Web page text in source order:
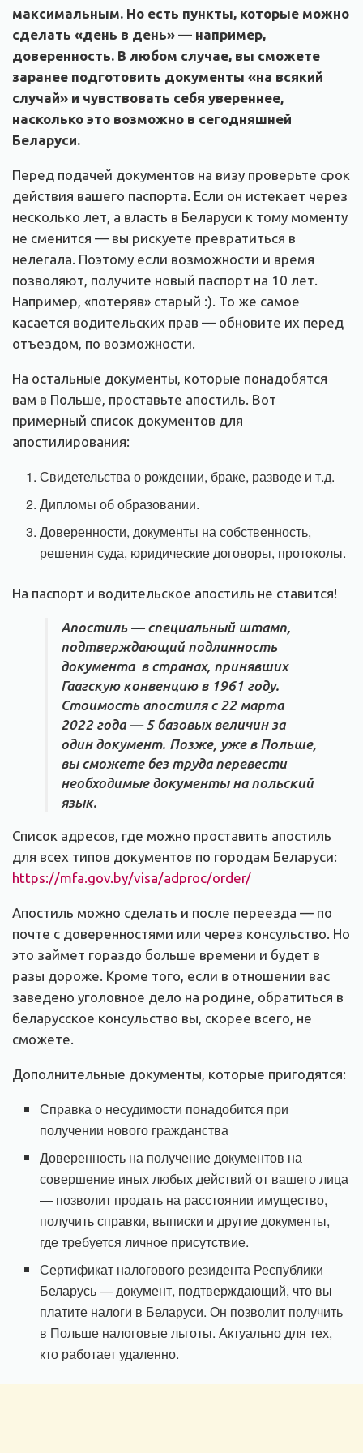
максимальным. Но есть пункты, которые можно
сделать «день в день» — например,
доверенность. В любом случае, вы сможете
заранее подготовить документы «на всякий
случай» и чувствовать себя увереннее,
насколько это возможно в сегодняшней
Беларуси.
Перед подачей документов на визу проверьте срок
действия вашего паспорта. Если он истекает через
несколько лет, а власть в Беларуси к тому моменту
не сменится — вы рискуете превратиться в
нелегала. Поэтому если возможности и время
позволяют, получите новый паспорт на 10 лет.
Например, «потеряв» старый :). То же самое
касается водительских прав — обновите их перед
отъездом, по возможности.
На остальные документы, которые понадобятся
вам в Польше, проставьте апостиль. Вот
примерный список документов для
апостилирования:
Свидетельства о рождении, браке, разводе и т.д.
Дипломы об образовании.
Доверенности, документы на собственность,
решения суда, юридические договоры, протоколы.
На паспорт и водительское апостиль не ставится!
Апостиль — специальный штамп,
подтверждающий подлинность
документа в странах, принявших
Гаагскую конвенцию в 1961 году.
Стоимость апостиля с 22 марта
2022 года — 5 базовых величин за
один документ. Позже, уже в Польше,
вы сможете без труда перевести
необходимые документы на польский
язык.
Список адресов, где можно проставить апостиль
для всех типов документов по городам Беларуси:
https://mfa.gov.by/visa/adproc/order/
Апостиль можно сделать и после переезда — по
почте с доверенностями или через консульство. Но
это займет гораздо больше времени и будет в
разы дороже. Кроме того, если в отношении вас
заведено уголовное дело на родине, обратиться в
беларусское консульство вы, скорее всего, не
сможете.
Дополнительные документы, которые пригодятся:
Справка о несудимости понадобится при
получении нового гражданства
Доверенность на получение документов на
совершение иных любых действий от вашего лица
— позволит продать на расстоянии имущество,
получить справки, выписки и другие документы,
где требуется личное присутствие.
Сертификат налогового резидента Республики
Беларусь — документ, подтверждающий, что вы
платите налоги в Беларуси. Он позволит получить
в Польше налоговые льготы. Актуально для тех,
кто работает удаленно.